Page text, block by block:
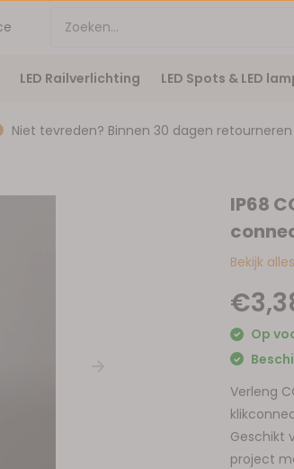
LED Railverlichting LED Spots & LED
Niet tevreden? Binnen 30 dagen retourneren
IP68
Bekijk
Op
Verleng
Geschikt
project